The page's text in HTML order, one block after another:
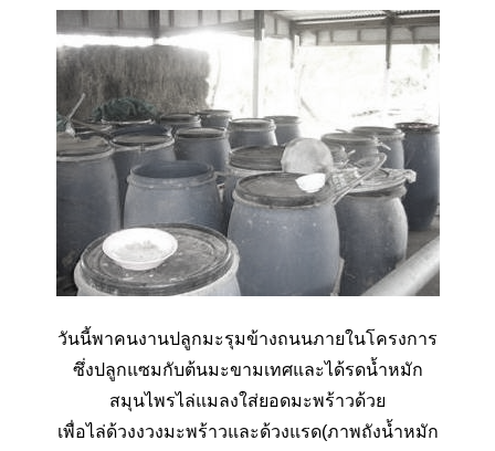
วันนี้พาคนงานปลูกมะรุมข้างถนนภายในโครงการ
ซึ่งปลูกแซมกับต้นมะขามเทศและได้รดน้ำหมัก
สมุนไพรไล่แมลงใส่ยอดมะพร้าวด้วย
เพื่อไล่ด้วงงวงมะพร้าวและด้วงแรด(ภาพถังน้ำหมัก